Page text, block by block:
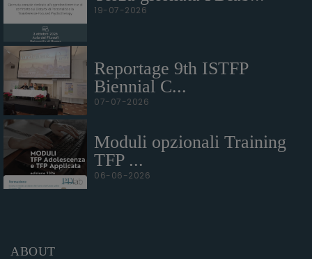
19-07-2026
Reportage 9th ISTFP
Biennial C...
07-07-2026
Moduli opzionali Training
TFP ...
06-06-2026
ABOUT